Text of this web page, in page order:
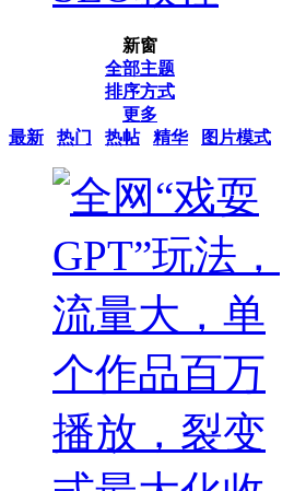
新窗
全部主题
排序方式
更多
最新
热门 热帖 精华 图片模式